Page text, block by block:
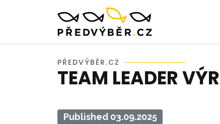
PŘEDVÝBĚR.CZ
TEAM LEADER
Published 03.09.2025